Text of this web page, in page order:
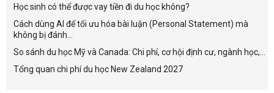
Học sinh có thể được vay tiền đi du học không?
Cách dùng AI để tối ưu hóa bài luận (Personal Statement) mà
không bị đánh...
So sánh du học Mỹ và Canada: Chi phí, cơ hội định cư, ngành học,...
Tổng quan chi phí du học New Zealand 2027